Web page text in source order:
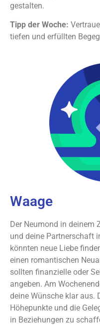
gestalten.
Tipp der Woche:
tiefen und erfüllten
Waage
Der Neumond in deinem
und deine Partnerschaft
könnten neue Liebe
einen romantischen
sollten finanzielle oder
angeben. Am
deine Wünsche klar aus.
Höhepunkte und die
in Beziehungen zu